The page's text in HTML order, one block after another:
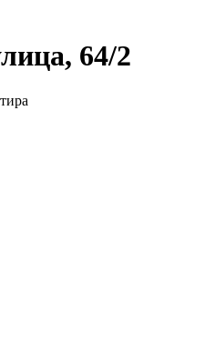
64/2